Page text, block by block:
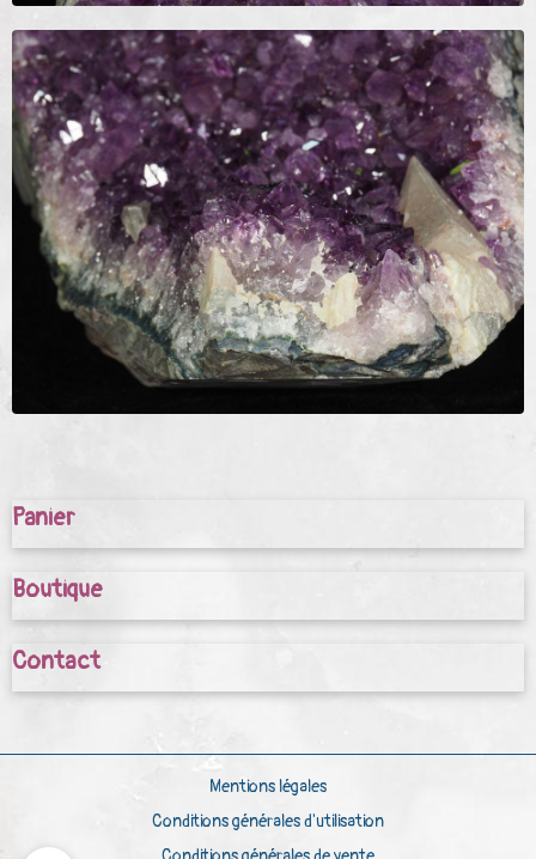
Panier
Boutique
Contact
Mentions légales
Conditions générales d'utilisation